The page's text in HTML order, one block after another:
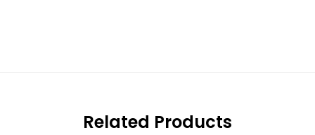
Related Products